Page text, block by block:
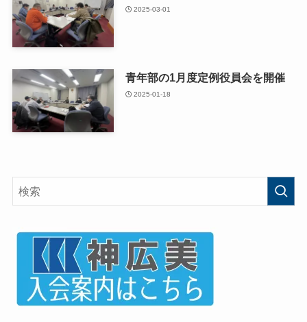
2025-03-01
青年部の1月度定例役員会を開催
2025-01-18